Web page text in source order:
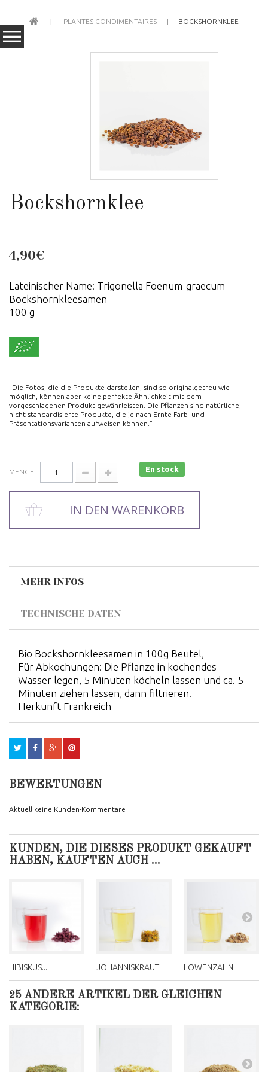
PLANTES CONDIMENTAIRES BOCKSHORNKLEE
Bockshornklee
4,90€
Lateinischer Name: Trigonella Foenum-graecum
Bockshornkleesamen
100 g
"Die Fotos, die die Produkte darstellen, sind so originalgetreu wie
möglich, können aber keine perfekte Ähnlichkeit mit dem
vorgeschlagenen Produkt gewährleisten. Die Pflanzen sind natürliche,
nicht standardisierte Produkte, die je nach Ernte Farb- und
Präsentationsvarianten aufweisen können."
MENGE En stock
IN DEN WARENKORB
MEHR INFOS
TECHNISCHE DATEN
Bio Bockshornkleesamen in 100g Beutel,
Für Abkochungen: Die Pflanze in kochendes
Wasser legen, 5 Minuten köcheln lassen und ca. 5
Minuten ziehen lassen, dann filtrieren.
Herkunft Frankreich
BEWERTUNGEN
Aktuell keine Kunden-Kommentare
KUNDEN, DIE DIESES PRODUKT GEKAUFT
HABEN, KAUFTEN AUCH ...
HIBISKUS... JOHANNISKRAUT LÖWENZAHN
25 ANDERE ARTIKEL DER GLEICHEN
KATEGORIE: